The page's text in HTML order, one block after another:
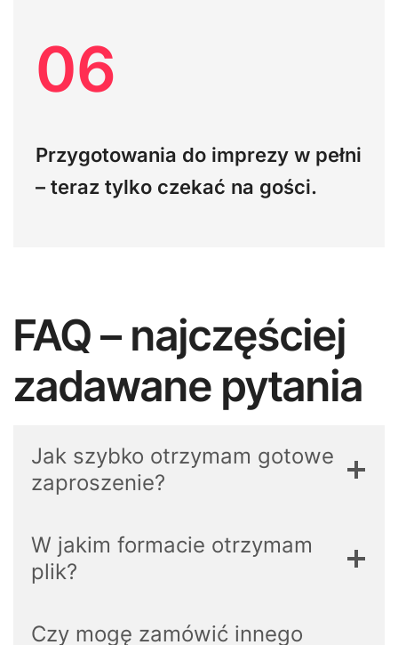
06
Przygotowania do imprezy w pełni
– teraz tylko czekać na gości.
FAQ – najczęściej
zadawane pytania
Jak szybko otrzymam gotowe
zaproszenie?
W jakim formacie otrzymam
plik?
Czy mogę zamówić innego